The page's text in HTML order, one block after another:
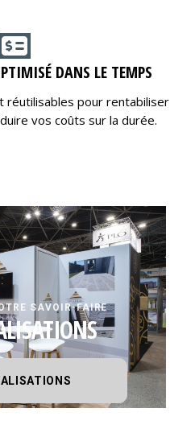
DANS LE TEMPS
réutilisables pour rentabiliser
vos coûts sur la durée.
SAVOIR-FAIRE